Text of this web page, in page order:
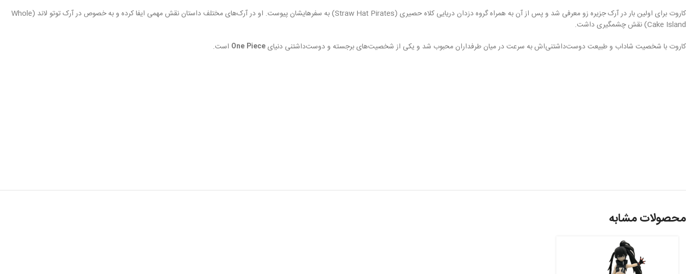
کاروت برای اولین بار در آرک جزیره زو معرفی شد و پس از آن به همراه گروه دزدان دریایی کلاه حصیری (Straw Hat Pirates) به سفرهایشان پیوست. او در آرک‌های مختلف داستان نقش مهمی ایفا کرده و به خصوص در آرک توتو لاند (Whole
Cake Island) نقش چشمگیری داشت.
کاروت با شخصیت شاداب و طبیعت دوست‌داشتنی‌اش به سرعت در میان طرفداران محبوب شد و یکی از شخصیت‌های برجسته و دوست‌داشتنی دنیایOne Piece است.
محصولات مشابه